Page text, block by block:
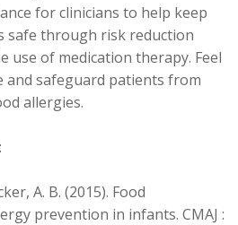
for clinicians to help keep
safe through risk reduction
use of medication therapy. Feel
and safeguard patients from
allergies.
A. B. (2015). Food
prevention in infants. CMAJ :